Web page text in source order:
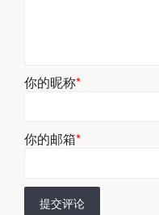
你的昵称*
你的邮箱*
提交评论